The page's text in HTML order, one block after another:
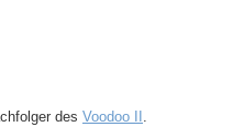
des Voodoo II .